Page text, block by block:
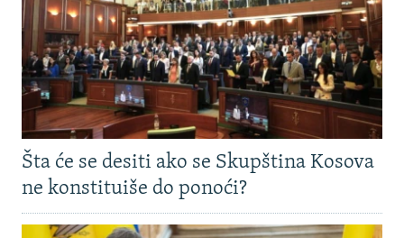
Šta će se desiti ako se Skupština Kosova
ne konstituiše do ponoći?